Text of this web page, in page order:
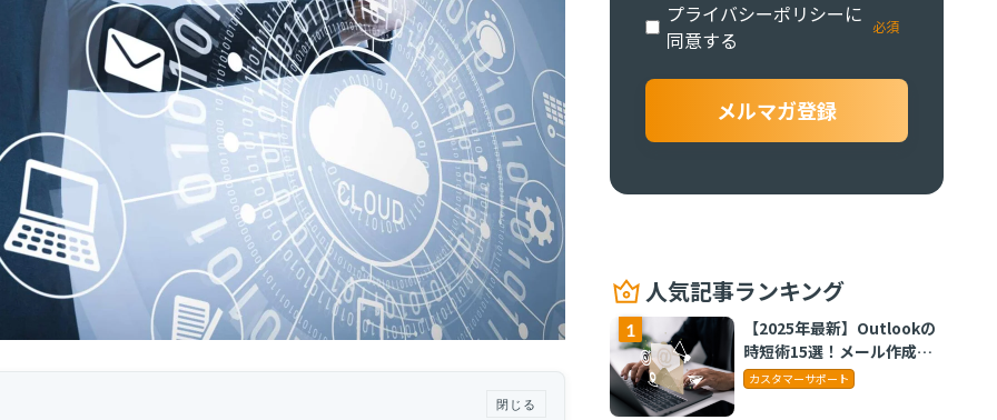
閉じる
プライバシーポリシーに
同意する
人気記事ランキング
【2025年最新】Outlookの
時短術15選！メール作成や
タスク管理のテクニックを
カスタマーサポート